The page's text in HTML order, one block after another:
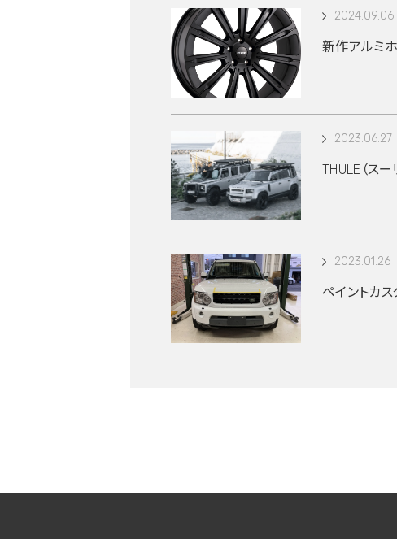
2024.09.06
新作アルミホ
2023.06.27
THULE（スー
2023.01.26
ペイントカス